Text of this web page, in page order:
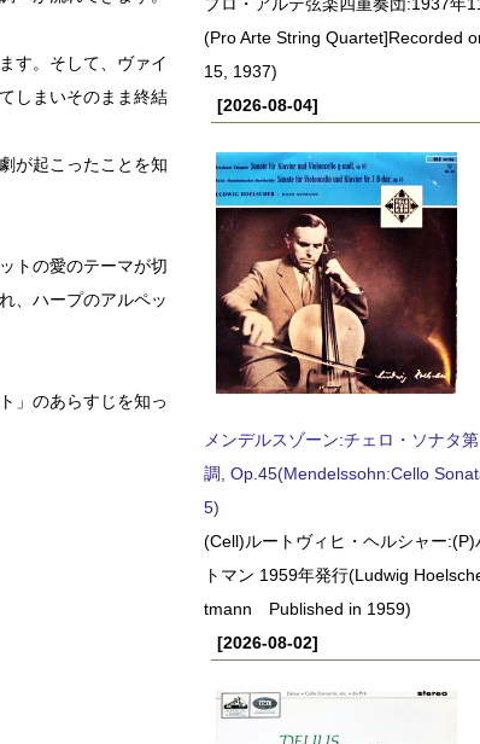
す。そして、ヴァイ
しまいそのまま終結
が起こったことを知
トの愛のテーマが切
、ハープのアルペッ
」のあらすじを知っ
(Pro Arte String Quartet]Recorded
15, 1937)
[2026-08-04]
メンデルスゾーン:チェロ・ソナタ
調, Op.45(Mendelssohn:Cello
5)
(Cell)ルートヴィヒ・ヘルシャー
トマン 1959年発行(Ludwig
tmann Published in 1959)
[2026-08-02]